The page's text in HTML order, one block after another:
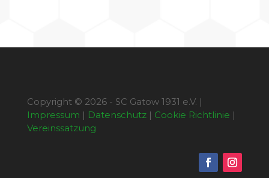
Copyright © 2026 - SC Gatow 1931 e.V. |
Impressum | Datenschutz| Cookie Richtlinie |
Vereinssatzung